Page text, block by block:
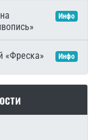
Инфо
«Фреска» Инфо